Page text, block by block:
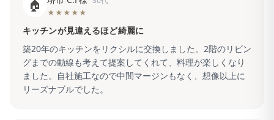
🏠
★★★★★
キッチンが見違えるほど綺麗に
築20年のキッチンをリクシルに交換しました。2階のリビン
グまでの動線も考えて提案してくれて、料理が楽しくなり
ました。自社施工なので中間マージンもなく、想像以上に
リーズナブルでした。